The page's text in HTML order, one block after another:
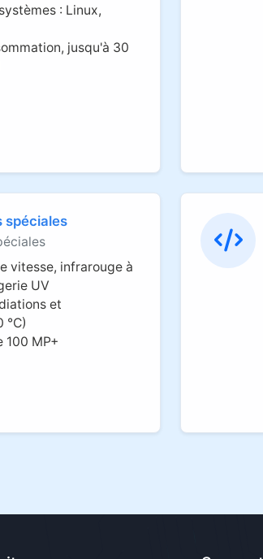
: Linux,
jusqu'à 30
spéciales
vitesse, infrarouge à
UV
et
°C)
100 MP+